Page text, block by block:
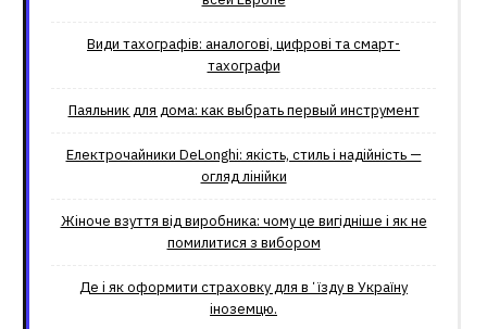
Види тахографів: аналогові, цифрові та смарт-
тахографи
Паяльник для дома: как выбрать первый инструмент
Електрочайники DeLonghi: якість, стиль і надійність —
огляд лінійки
Жіноче взуття від виробника: чому це вигідніше і як не
помилитися з вибором
Де і як оформити страховку для вʼїзду в Україну
іноземцю.